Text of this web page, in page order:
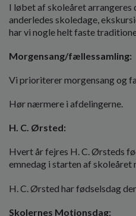
I løbet af skoleåret arrangeres
anderledes skoledage,
har vi nogle helt faste
Morgensang/fællessamling:
Vi prioriterer morgensang og
Hør nærmere i afdelingerne.
H. C. Ørsted:
Hvert år fejres H. C. Ørsteds
emnedag i starten af skoleåret
H. C. Ørsted har fødselsdag
Skolernes Motionsdag: